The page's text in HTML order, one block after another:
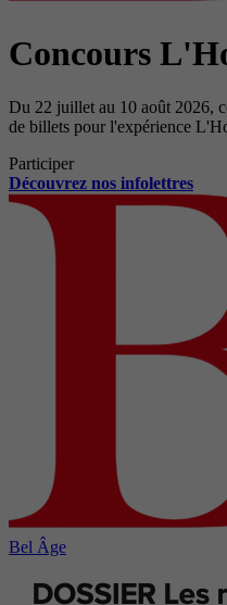
Concours
Du 22 juillet au 10 août 2026,
de billets pour l'expérience
Participer
Découvrez nos infolettres
Bel Âge